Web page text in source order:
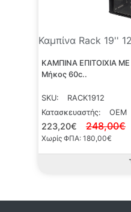
Καμπίνα Rack 19''
KΑΜΠΙΝΑ ΕΠΙΤΟΙΧΙΑ
Μήκος 60c..
SKU:
RACK1912
Κατασκευαστής:
OEM
223,20€ 248,00€
Χωρίς ΦΠΑ: 180,00€